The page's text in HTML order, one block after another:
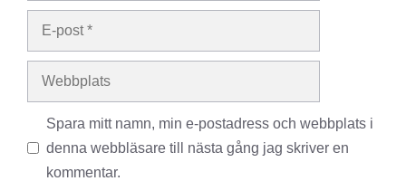
Webbplats
Spara mitt namn, min e-postadress och webbplats i
denna webbläsare till nästa gång jag skriver en
kommentar.